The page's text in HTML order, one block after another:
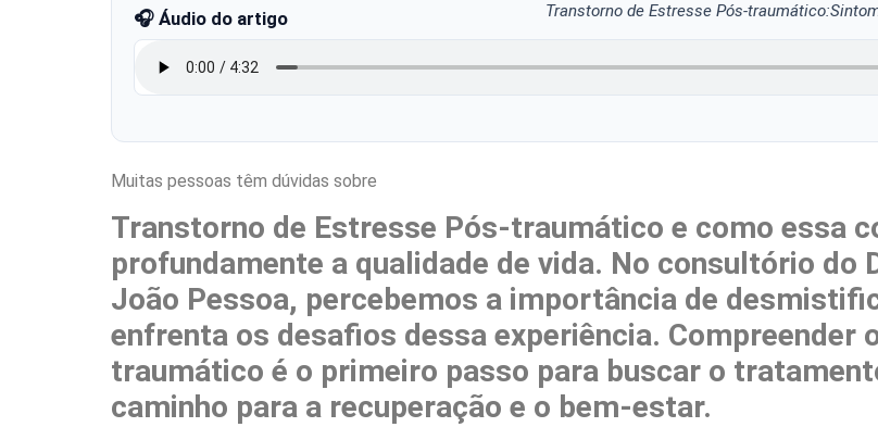
🎧 Áudio do artigo Transtorno de Estresse Pós-
Muitas pessoas têm dúvidas sobre
Transtorno de Estresse Pós-traumático e como essa
profundamente a qualidade de vida. No consultório do
João Pessoa, percebemos a importância de
enfrenta os desafios dessa experiência. Compreender
traumático é o primeiro passo para buscar o
caminho para a recuperação e o bem-estar.